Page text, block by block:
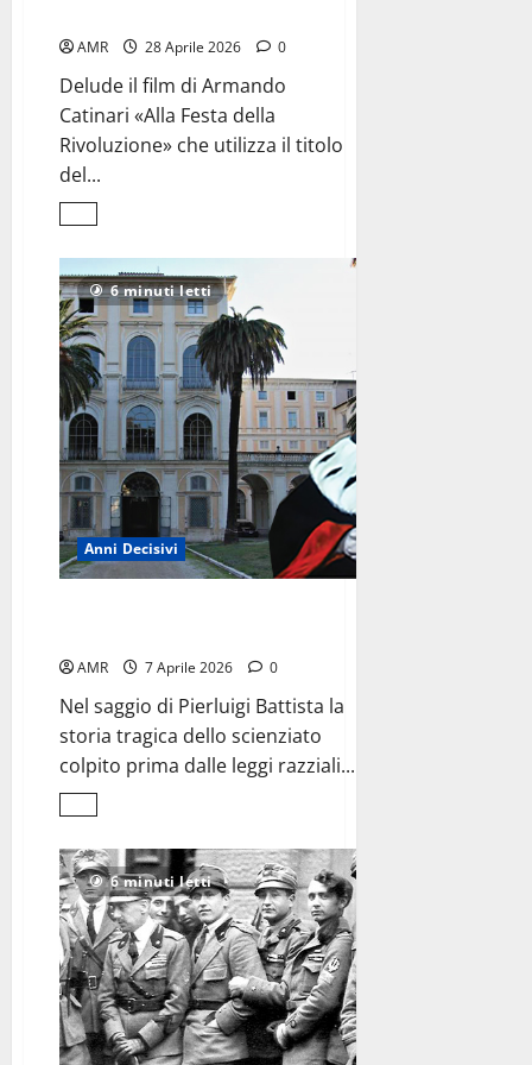
AMR 28 Aprile 2026 0
Delude il film di Armando
Catinari «Alla Festa della
Rivoluzione» che utilizza il titolo
del...
Leggi
più
su
Fiume
tradita,
ovvero
la
storia
ridotta
<br>a
pretesto
scenografico
6 minuti letti
Anni Decisivi
AMR 7 Aprile 2026 0
Nel saggio di Pierluigi Battista la
storia tragica dello scienziato
colpito prima dalle leggi razziali...
Leggi
più
su
Tullio
Terni,
<br>storia
di
una
doppia
discriminazione
6 minuti letti